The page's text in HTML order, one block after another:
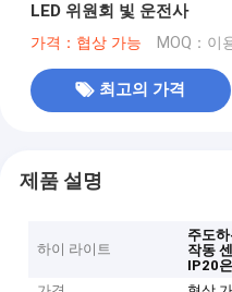
LED 위원회 빛 운전사
가격：협상 가능 MOQ：이
최고의 가격
제품 설명
하이 라이트
주도
작동
IP20